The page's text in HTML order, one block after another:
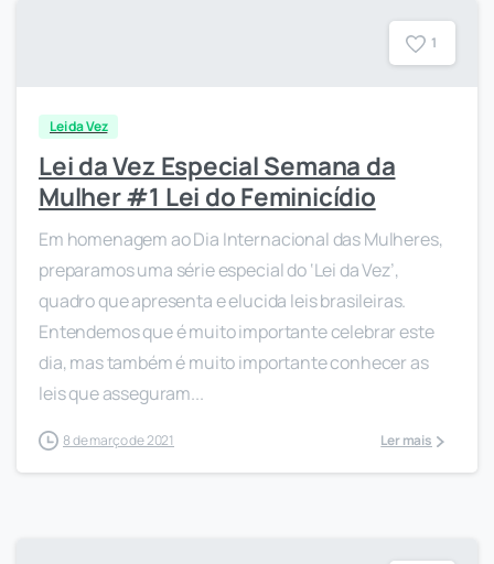
1
Lei da Vez
Lei da Vez Especial Semana da
Mulher #1 Lei do Feminicídio
Em homenagem ao Dia Internacional das Mulheres,
preparamos uma série especial do ‘Lei da Vez’,
quadro que apresenta e elucida leis brasileiras.
Entendemos que é muito importante celebrar este
dia, mas também é muito importante conhecer as
leis que asseguram...
8 de março de 2021 Ler mais